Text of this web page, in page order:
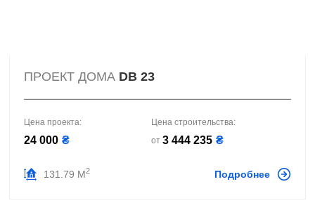
ПРОЕКТ ДОМА DB 23
Цена проекта:
24 000 ₴
Цена строительства:
от 3 444 235 ₴
131.79 М2 Подробнее